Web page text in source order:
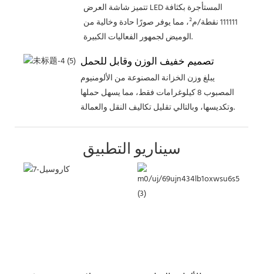
تتميز شاشة العرض LED المستأجرة بكثافة
111111 نقطة/م²، مما يوفر صورًا حادة وخالية من
الوميض لجمهور الفعاليات الكبيرة.
تصميم خفيف الوزن وقابل للحمل
يبلغ وزن الخزانة المصنوعة من الألومنيوم
المصبوب 8 كيلوغرامات فقط، مما يسهل حملها
وتكديسها، وبالتالي تقليل تكاليف النقل والعمالة.
سيناريو التطبيق